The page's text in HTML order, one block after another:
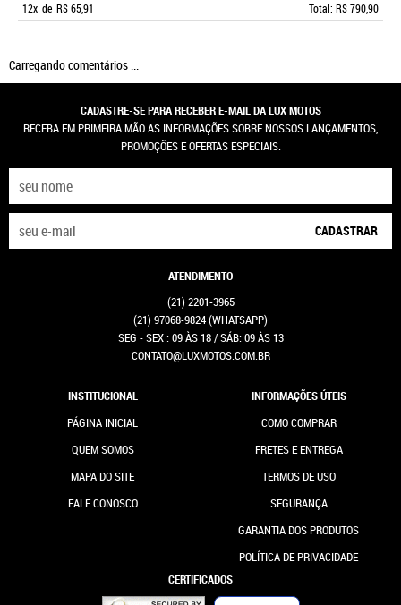
12x de R$ 65,91 Total: R$ 790,90
Carregando comentários ...
CADASTRE-SE PARA RECEBER E-MAIL DA LUX MOTOS
RECEBA EM PRIMEIRA MÃO AS INFORMAÇÕES SOBRE NOSSOS LANÇAMENTOS,
PROMOÇÕES E OFERTAS ESPECIAIS.
CADASTRAR
ATENDIMENTO
(21) 2201-3965
(21) 97068-9824(WHATSAPP)
SEG - SEX : 09 ÀS 18 / SÁB: 09 ÀS 13
CONTATO@LUXMOTOS.COM.BR
INSTITUCIONAL
PÁGINA INICIAL
QUEM SOMOS
MAPA DO SITE
FALE CONOSCO
INFORMAÇÕES ÚTEIS
COMO COMPRAR
FRETES E ENTREGA
TERMOS DE USO
SEGURANÇA
GARANTIA DOS PRODUTOS
POLÍTICA DE PRIVACIDADE
CERTIFICADOS